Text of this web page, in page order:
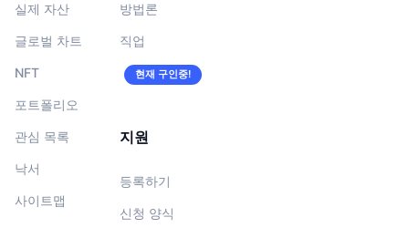
실제 자산
글로벌 차트
NFT
포트폴리오
관심 목록
낙서
사이트맵
방법론
직업
현재 구인중!
지원
등록하기
신청 양식